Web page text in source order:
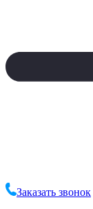
Заказать звонок